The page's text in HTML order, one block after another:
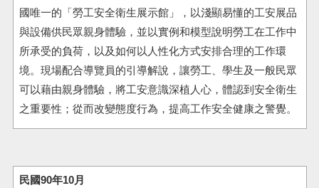
國唯一的「勞工安全衛生展示館」，以淺顯易懂的工安展品
與設備供民眾親身體驗，並以實例和模型說明勞工在工作中
所承受的負荷，以及如何以人性化方式安排合理的工作環
境。現場配合導覽員的引導解說，讓勞工、學生及一般民眾
可以藉由親身體驗，將工安意識深植人心，體認到安全衛生
之重要性；從而改變態度行為，提高工作安全健康之警覺。
民國90年10月